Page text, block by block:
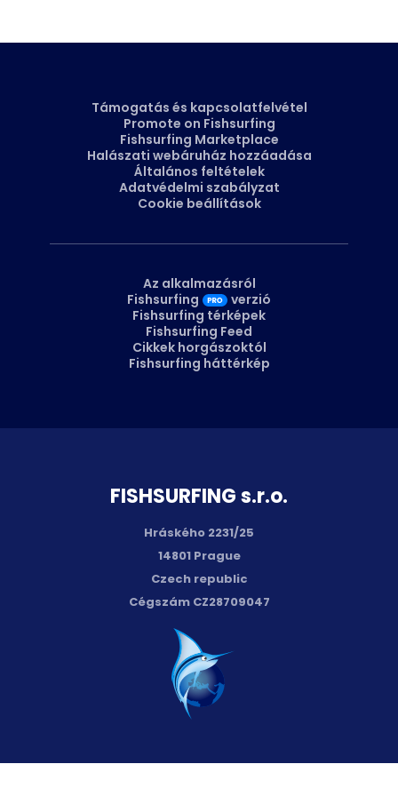
FISH­SURFING s.r.o.
Hráského 2231/25
14801 Prague
Czech republic
Cégszám CZ28709047
Támogatás és kapcsolatfelvétel
Promote on Fishsurfing
Fishsurfing Marketplace
Halászati webáruház hozzáadása
Általános feltételek
Adatvédelmi szabályzat
Cookie beállítások
Az alkalmazásról
Fishsurfing
verzió
Fishsurfing térképek
Fishsurfing Feed
Cikkek horgászoktól
Fishsurfing háttérkép